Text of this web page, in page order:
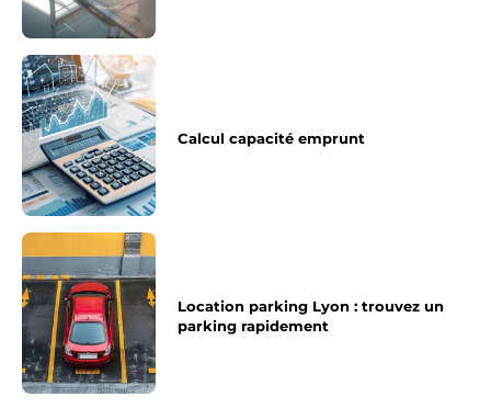
Calcul capacité emprunt
Location parking Lyon : trouvez un
parking rapidement